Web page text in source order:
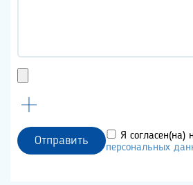
Отправить Я согласен(на)
персональных